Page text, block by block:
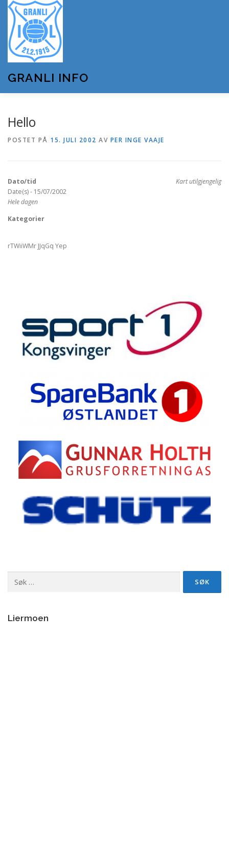
innhold
GRANLI INFO
OM GRANLI INFO
Hello
POSTET PÅ 15. JULI 2002 AV PER INGE VAAJE
Kart utilgjengelig
Dato/tid
Date(s) - 15/07/2002
Hele dagen
Kategorier
rTWiiWMr JJqGq Yep
etter:
Liermoen